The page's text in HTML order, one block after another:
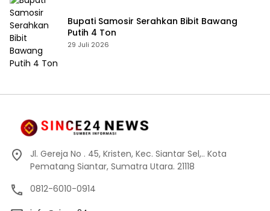
Bupati Samosir Serahkan Bibit Bawang
Putih 4 Ton
29 Juli 2026
Jl. Gereja No . 45, Kristen, Kec. Siantar Sel,.. Kota
Pematang Siantar, Sumatra Utara. 21118
0812-6010-0914